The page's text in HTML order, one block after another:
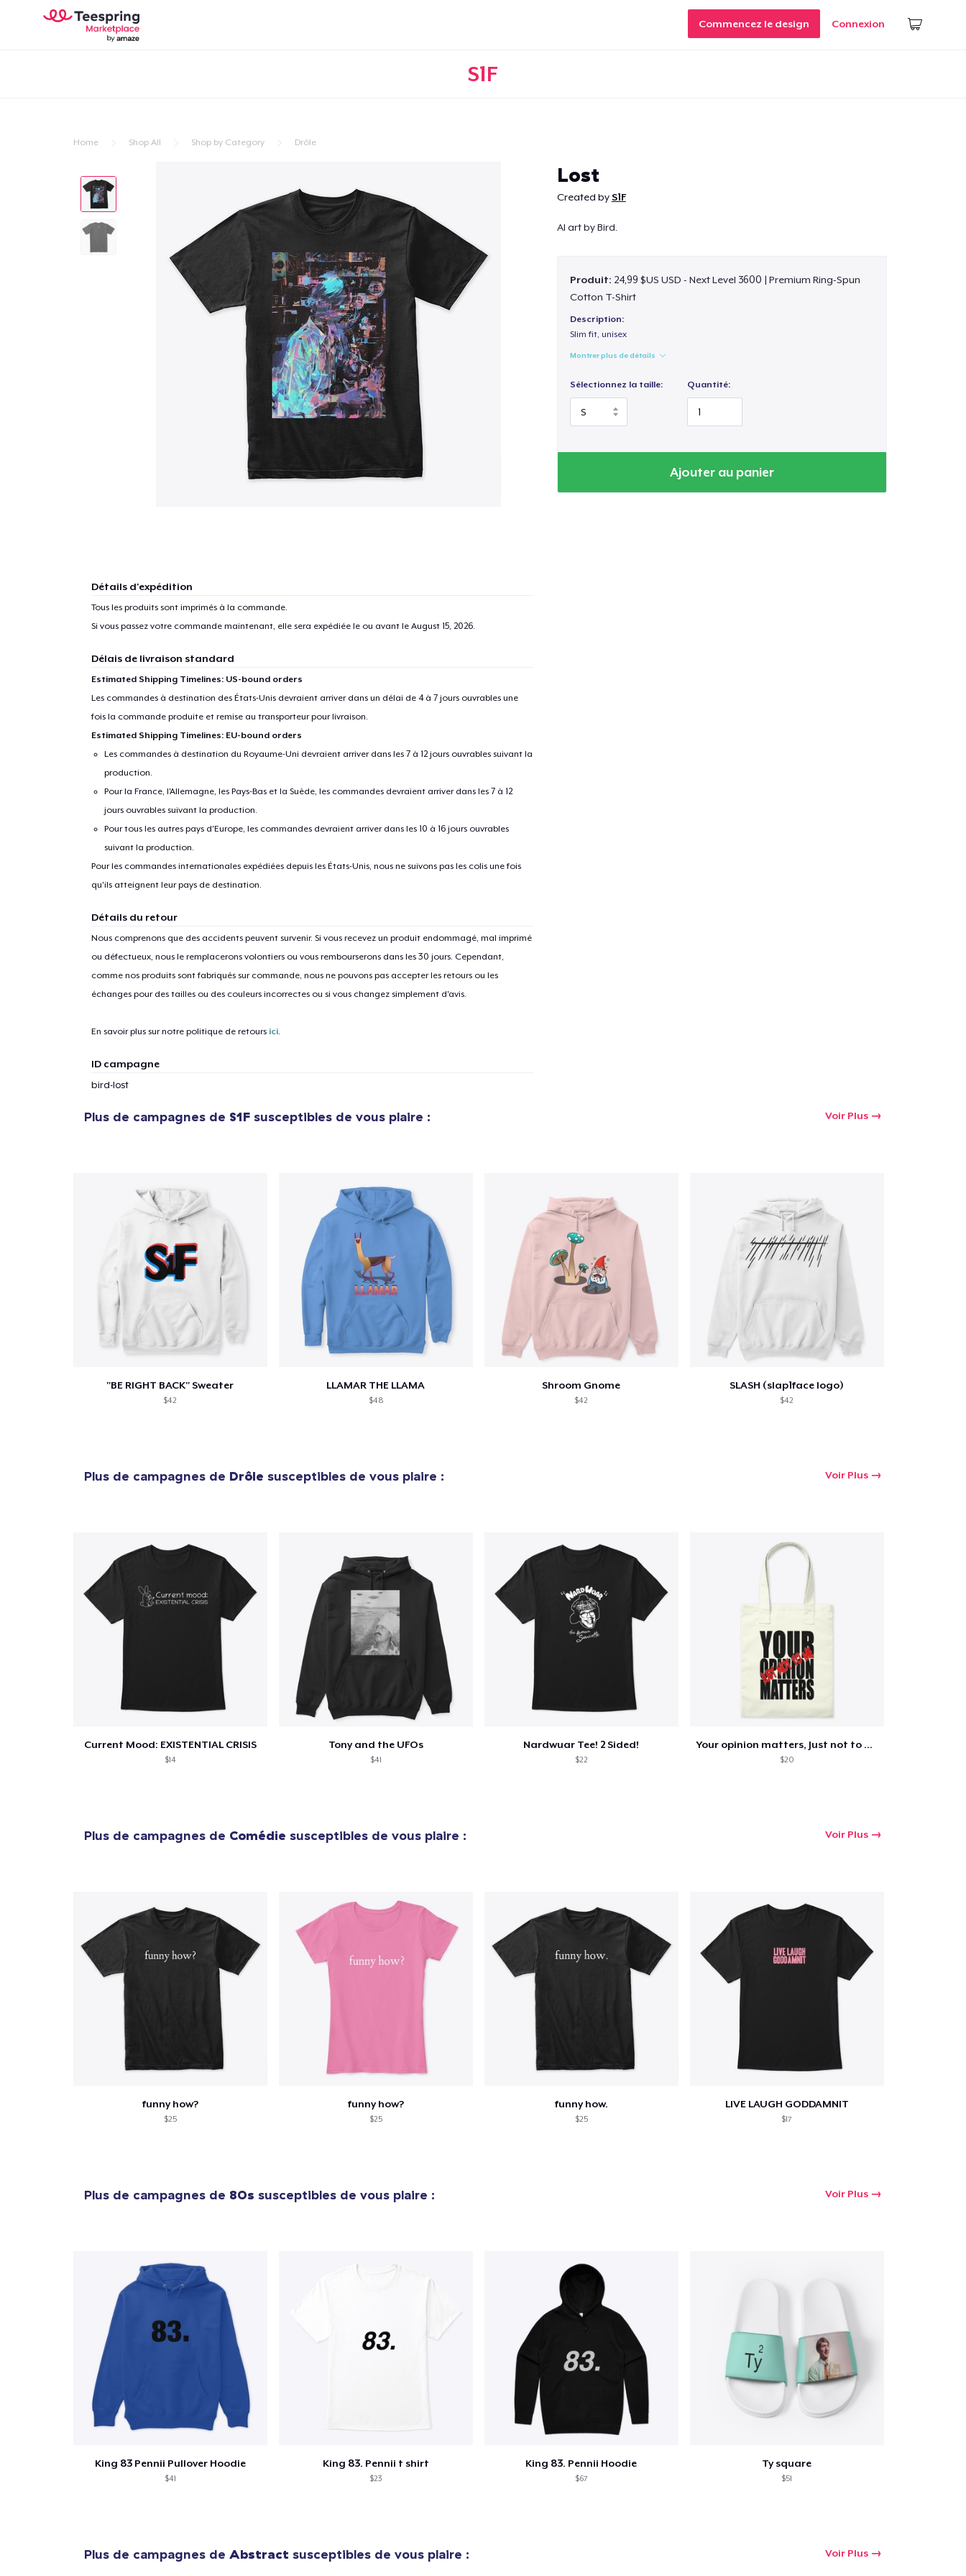
Commencez le design Connexion
S1F
Home Shop All Shop by Category Drôle
Lost
Created byS1F
AI art by Bird.
Produit: 24,99 $US USD - Next Level 3600 | Premium Ring-Spun
Cotton T-Shirt
Description:
Slim fit, unisex
Montrer plus de détails
Sélectionnez la taille: Quantité:
Ajouter au panier
Détails d'expédition
Tous les produits sont imprimés à la commande.
Si vous passez votre commande maintenant, elle sera expédiée le ou avant le August 15, 2026.
Délais de livraison standard
Estimated Shipping Timelines: US-bound orders
Les commandes à destination des États-Unis devraient arriver dans un délai de 4 à 7 jours ouvrables une
fois la commande produite et remise au transporteur pour livraison.
Estimated Shipping Timelines: EU-bound orders
Les commandes à destination du Royaume-Uni devraient arriver dans les 7 à 12 jours ouvrables suivant la
production.
Pour la France, l'Allemagne, les Pays-Bas et la Suède, les commandes devraient arriver dans les 7 à 12
jours ouvrables suivant la production.
Pour tous les autres pays d'Europe, les commandes devraient arriver dans les 10 à 16 jours ouvrables
suivant la production.
Pour les commandes internationales expédiées depuis les États-Unis, nous ne suivons pas les colis une fois
qu'ils atteignent leur pays de destination.
Détails du retour
Nous comprenons que des accidents peuvent survenir. Si vous recevez un produit endommagé, mal imprimé
ou défectueux, nous le remplacerons volontiers ou vous rembourserons dans les 30 jours. Cependant,
comme nos produits sont fabriqués sur commande, nous ne pouvons pas accepter les retours ou les
échanges pour des tailles ou des couleurs incorrectes ou si vous changez simplement d'avis.
En savoir plus sur notre politique de retours ici.
ID campagne
bird-lost
Plus de campagnes de S1F susceptibles de vous plaire : Voir Plus
"BE RIGHT BACK" Sweater
$42
LLAMAR THE LLAMA
$48
Shroom Gnome
$42
SLASH (slap1face logo)
$42
Plus de campagnes de Drôle susceptibles de vous plaire : Voir Plus
Current Mood: EXISTENTIAL CRISIS
$14
Tony and the UFOs
$41
Nardwuar Tee! 2 Sided!
$22
Your opinion matters, Just not to me!
$20
Plus de campagnes de Comédie susceptibles de vous plaire : Voir Plus
funny how?
$25
funny how?
$25
funny how.
$25
LIVE LAUGH GODDAMNIT
$17
Plus de campagnes de 80s susceptibles de vous plaire : Voir Plus
King 83 Pennii Pullover Hoodie
$41
King 83. Pennii t shirt
$23
King 83. Pennii Hoodie
$67
Ty square
$51
Plus de campagnes de Abstract susceptibles de vous plaire : Voir Plus
article ajouté au Panier
Procéder à la
Continuer Mes Achats